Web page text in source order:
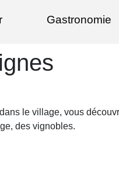
Gastronomie
le village, vous
des vignobles.